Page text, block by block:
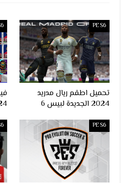
PES6
تحميل اطقم ريال مدريد
2024 الجديدة لبيس 6
2024
PES6